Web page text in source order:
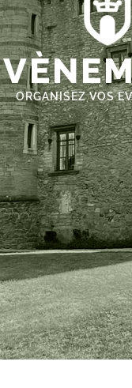
ORGANISEZ VOS